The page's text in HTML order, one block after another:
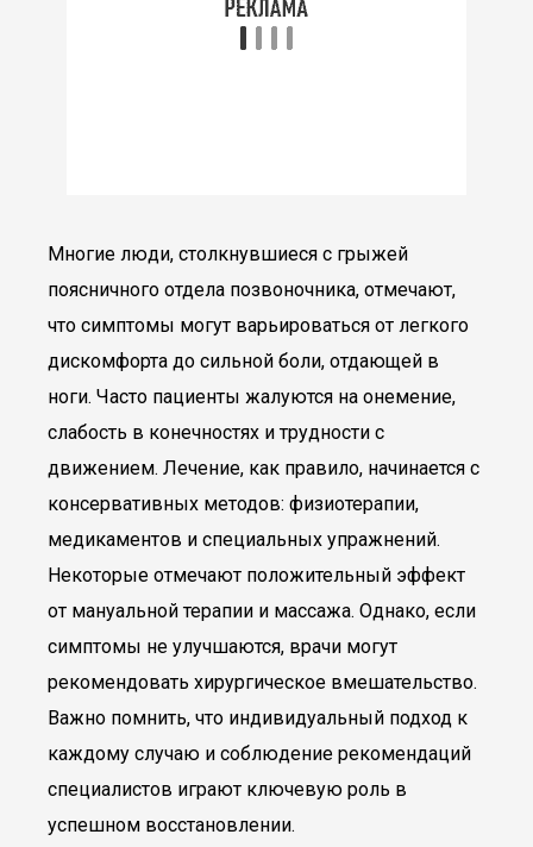
Многие люди, столкнувшиеся с грыжей
поясничного отдела позвоночника, отмечают,
что симптомы могут варьироваться от легкого
дискомфорта до сильной боли, отдающей в
ноги. Часто пациенты жалуются на онемение,
слабость в конечностях и трудности с
движением. Лечение, как правило, начинается с
консервативных методов: физиотерапии,
медикаментов и специальных упражнений.
Некоторые отмечают положительный эффект
от мануальной терапии и массажа. Однако, если
симптомы не улучшаются, врачи могут
рекомендовать хирургическое вмешательство.
Важно помнить, что индивидуальный подход к
каждому случаю и соблюдение рекомендаций
специалистов играют ключевую роль в
успешном восстановлении.